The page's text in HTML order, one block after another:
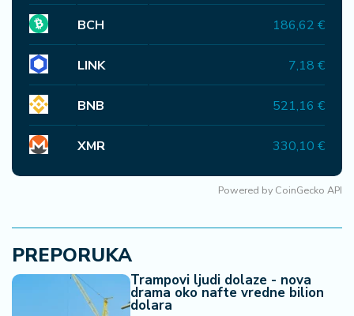
BCH 186,62 €
LINK 7,18 €
BNB 521,16 €
XMR 330,10 €
Powered by CoinGecko API
PREPORUKA
Trampovi ljudi dolaze - nova
drama oko nafte vredne bilion
dolara